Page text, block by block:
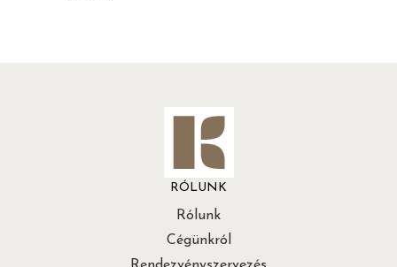
RÓLUNK
Rólunk
Cégünkról